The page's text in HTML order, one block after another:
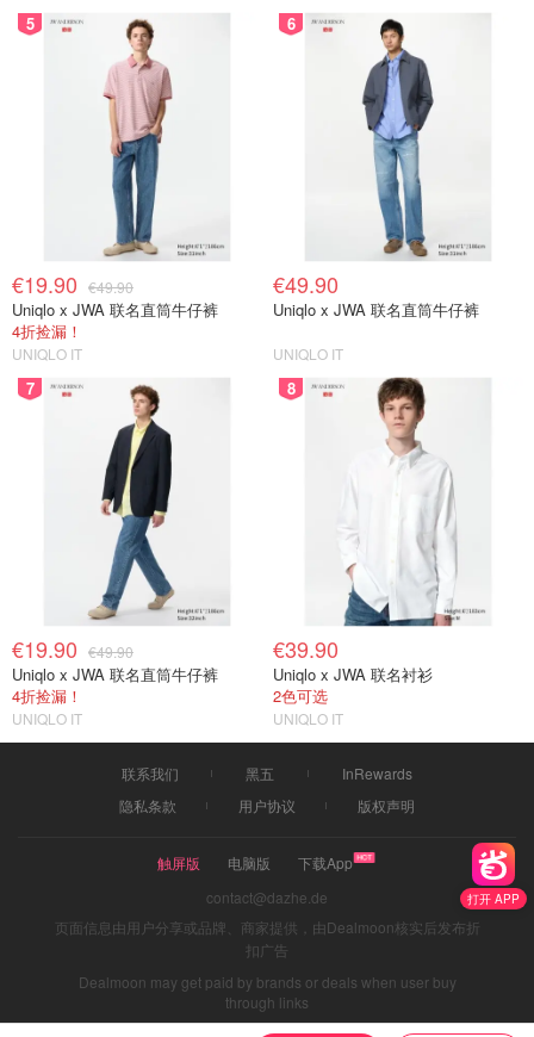
打开 APP
5
€19.90 €49.90
Uniqlo x JWA 联名直筒牛仔裤
4折捡漏！
UNIQLO IT
6
€49.90
Uniqlo x JWA 联名直筒牛仔裤
UNIQLO IT
7
€19.90 €49.90
Uniqlo x JWA 联名直筒牛仔裤
4折捡漏！
UNIQLO IT
8
€39.90
Uniqlo x JWA 联名衬衫
2色可选
UNIQLO IT
联系我们 黑五
InRewards
隐私条款
用户协议 版权声明
触屏版 电脑版
下载App
contact@dazhe.de
页面信息由用户分享或品牌、商家提供，由Dealmoon核实后发布折
扣广告
Dealmoon may get paid by brands or deals when user buy
through links